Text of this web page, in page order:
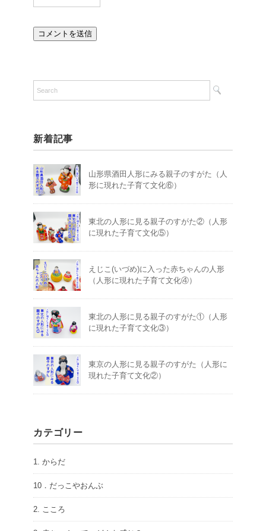
新着記事
山形県酒田人形にみる親子のすがた（人
形に現れた子育て文化⑥）
東北の人形に見る親子のすがた②（人形
に現れた子育て文化⑤）
えじこ(いづめ)に入った赤ちゃんの人形
（人形に現れた子育て文化④）
東北の人形に見る親子のすがた①（人形
に現れた子育て文化③）
東京の人形に見る親子のすがた（人形に
現れた子育て文化②）
カテゴリー
1. からだ
10．だっこやおんぶ
2. こころ